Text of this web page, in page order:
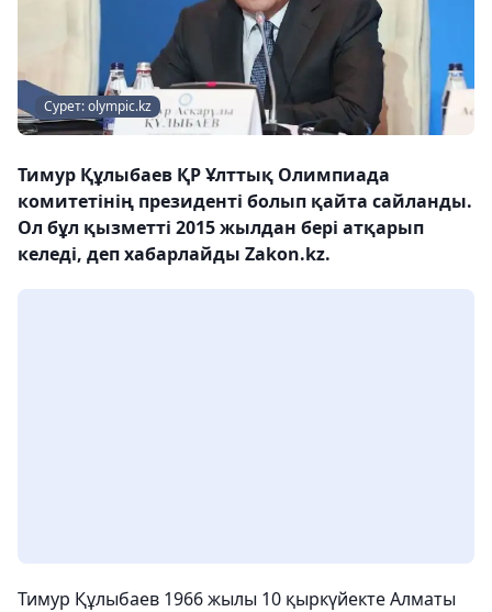
Сурет: olympic.kz
Тимур Құлыбаев ҚР Ұлттық Олимпиада
комитетінің президенті болып қайта сайланды.
Ол бұл қызметті 2015 жылдан бері атқарып
келеді, деп хабарлайды Zakon.kz.
Тимур Құлыбаев 1966 жылы 10 қыркүйекте Алматы